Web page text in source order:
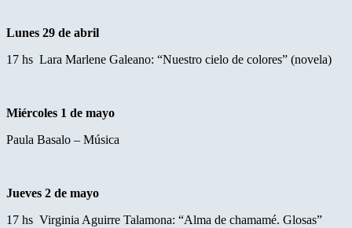
Lunes 29 de abril
17 hs Lara Marlene Galeano: “Nuestro cielo de colores” (novela)
Miércoles 1 de mayo
Paula Basalo – Música
Jueves 2 de mayo
17 hs Virginia Aguirre Talamona: “Alma de chamamé. Glosas”